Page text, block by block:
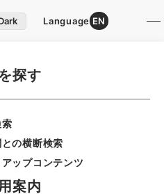
Language EN
探す
の横断検索
アップコンテンツ
案内
国立公文書館HP利用案内